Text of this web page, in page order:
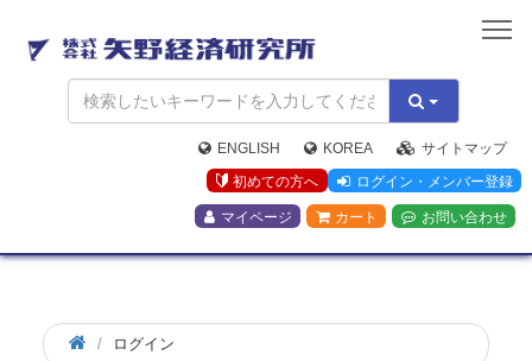
矢
野
経
済
研
究
所
ENGLISH KOREA
サイトマップ
初めての方へ
ログイン・メンバー登録
マイページ カート お問い合わせ
ログイン